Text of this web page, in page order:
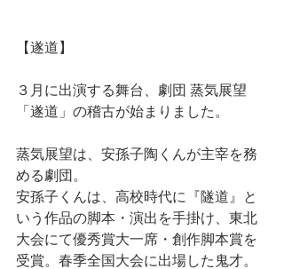
【遂道】
３月に出演する舞台、劇団 蒸気展望
「遂道」の稽古が始まりました。
蒸気展望は、安孫子陶くんが主宰を務
める劇団。
安孫子くんは、高校時代に『隧道』と
いう作品の脚本・演出を手掛け、東北
大会にて優秀賞大一席・創作脚本賞を
受賞。春季全国大会に出場した鬼才。